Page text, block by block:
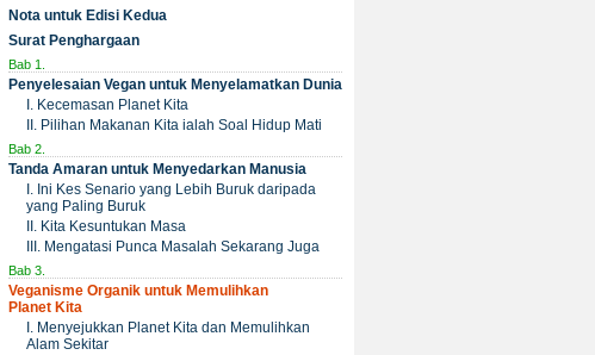
Nota untuk Edisi Kedua
Surat Penghargaan
Bab 1.
Penyelesaian Vegan untuk Menyelamatkan Dunia
I. Kecemasan Planet Kita
II. Pilihan Makanan Kita ialah Soal Hidup Mati
Bab 2.
Tanda Amaran untuk Menyedarkan Manusia
I. Ini Kes Senario yang Lebih Buruk daripada
yang Paling Buruk
II. Kita Kesuntukan Masa
III. Mengatasi Punca Masalah Sekarang Juga
Bab 3.
Veganisme Organik untuk Memulihkan
Planet Kita
I. Menyejukkan Planet Kita dan Memulihkan
Alam Sekitar